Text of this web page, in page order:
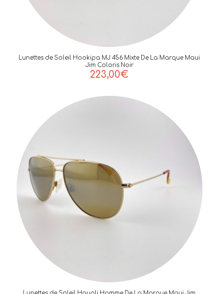
Lunettes de Soleil Hookipa MJ 456 Mixte De La Marque Maui
Jim Coloris Noir
223,00€